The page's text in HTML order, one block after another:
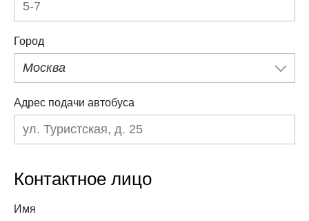
Город
Москва
Адрес подачи автобуса
Контактное лицо
Имя